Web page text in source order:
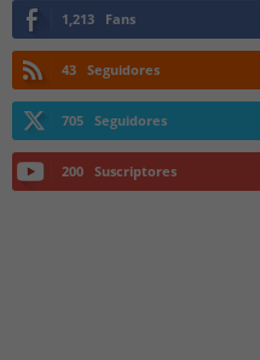
1,213 Fans
43 Seguidores
705 Seguidores
200 Suscriptores